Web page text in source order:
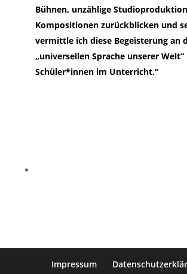
Bühnen, unzählige
Kompositionen zurückblicken und
vermittle ich diese Begeisterung an
„universellen Sprache unserer
Schüler*innen im Unterricht.“
Impressum